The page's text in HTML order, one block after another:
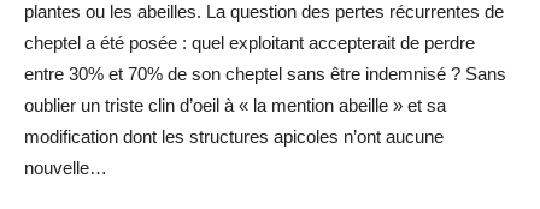
plantes ou les abeilles. La question des pertes récurrentes de
cheptel a été posée : quel exploitant accepterait de perdre
entre 30% et 70% de son cheptel sans être indemnisé ? Sans
oublier un triste clin d’oeil à « la mention abeille » et sa
modification dont les structures apicoles n’ont aucune
nouvelle…